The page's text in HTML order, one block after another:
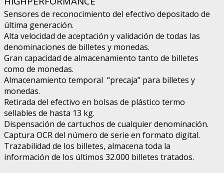
Sensores de reconocimiento del efectivo depositado de
última generación.
Alta velocidad de aceptación y validación de todas las
denominaciones de billetes y monedas.
Gran capacidad de almacenamiento tanto de billetes
como de monedas.
Almacenamiento temporal “precaja” para billetes y
monedas.
Retirada del efectivo en bolsas de plástico termo
sellables de hasta 13 kg.
Dispensación de cartuchos de cualquier denominación.
Captura OCR del número de serie en formato digital.
Trazabilidad de los billetes, almacena toda la
información de los últimos 32.000 billetes tratados.